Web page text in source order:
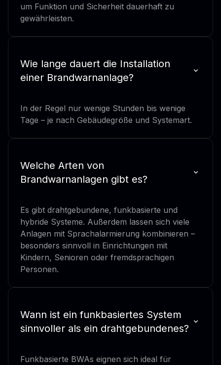
um Funktion und Sicherheit dauerhaft zu
gewährleisten.
Wie lange dauert die Installation
einer Brandwarnanlage?
In der Regel nur wenige Stunden bis wenige
Tage – je nach Gebäudegröße und Systemart.
Welche Arten von
Brandwarnanlagen gibt es?
Es gibt drahtgebundene, funkbasierte und
hybride Systeme. Außerdem lassen sich viele
Anlagen mit Sprachalarmierung kombinieren –
besonders sinnvoll in Einrichtungen mit
Kindern, Senioren oder fremdsprachigen
Personen.
Wann ist ein funkbasiertes System
sinnvoller als ein drahtgebundenes?
Funkbasierte BWAs eignen sich ideal für